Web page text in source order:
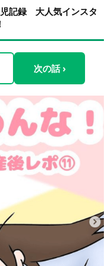
記録 大人気インスタ
次の話 ›